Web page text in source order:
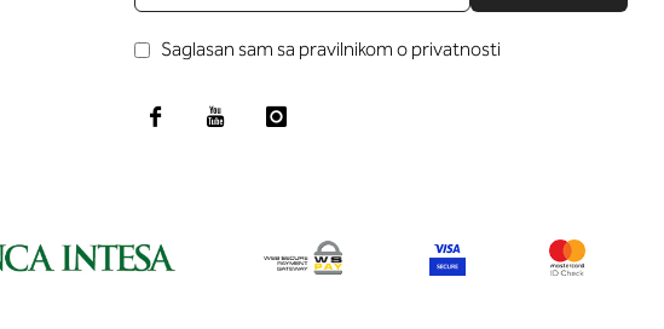
Saglasan sam sa pravilnikom o privatnosti